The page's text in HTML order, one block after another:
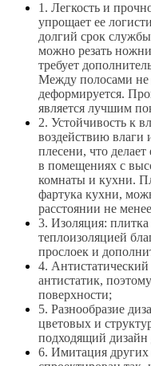
1. Легкость и
упрощает ее
долгий срок
можно резать
требует
Между полосами не
деформируется.
является лучшим
2. Устойчивость к
воздействию влаги
плесени, что
в помещениях с
комнаты и кухни.
фартука кухни,
расстоянии не
3. Изоляция: плитка
теплоизоляцией
прослоек и
4. Антистатический
антистатик,
поверхности;
5. Разнообразие
цветовых и
подходящий дизайн
6. Имитация других